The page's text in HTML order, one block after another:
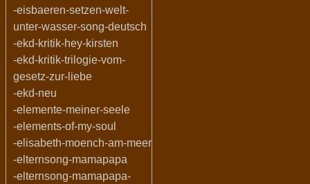
-eisbaeren-setzen-welt-
unter-wasser-song-deutsch
-ekd-kritik-hey-kirsten
-ekd-kritik-trilogie-vom-
gesetz-zur-liebe
-ekd-neu
-elemente-meiner-seele
-elements-of-my-soul
-elisabeth-moench-am-meer
-elternsong-mamapapa
-elternsong-mamapapa-